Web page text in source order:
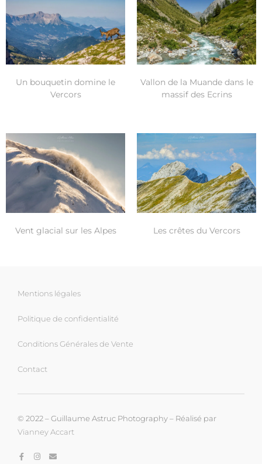
Un bouquetin domine le
Vercors
Vallon de la Muande dans le
massif des Ecrins
Vent glacial sur les Alpes Les crêtes du Vercors
Mentions légales
Politique de confidentialité
Conditions Générales de Vente
Contact
© 2022 – Guillaume Astruc Photography – Réalisé par
Vianney Accart